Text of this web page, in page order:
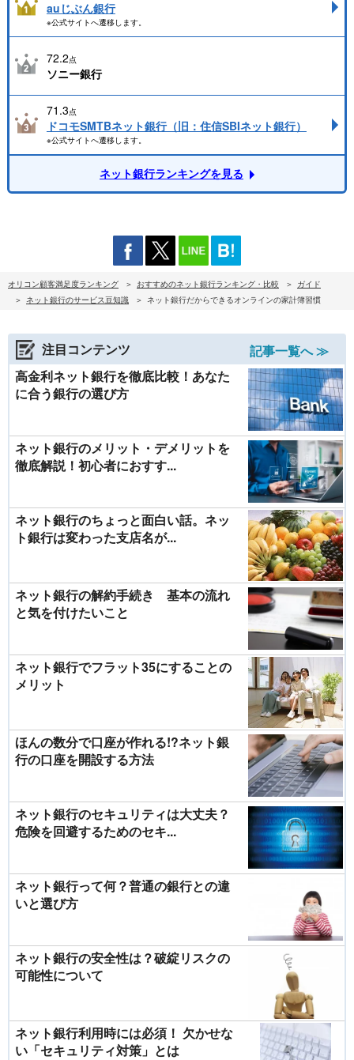
auじぶん銀行
※公式サイトへ遷移します。
72.2点
ソニー銀行
71.3点
ドコモSMTBネット銀行（旧：住信SBIネット銀行）
※公式サイトへ遷移します。
ネット銀行ランキングを見る
オリコン顧客満足度ランキング おすすめのネット銀行ランキング・比較
ガイド
ネット銀行のサービス豆知識
ネット銀行だからできるオンラインの家計簿習慣
注目コンテンツ
記事一覧へ ≫
高金利ネット銀行を徹底比較！あなた
に合う銀行の選び方
ネット銀行のメリット・デメリットを
徹底解説！初心者におすす...
ネット銀行のちょっと面白い話。ネッ
ト銀行は変わった支店名が...
ネット銀行の解約手続き 基本の流れ
と気を付けたいこと
ネット銀行でフラット35にすることの
メリット
ほんの数分で口座が作れる!?ネット銀
行の口座を開設する方法
ネット銀行のセキュリティは大丈夫？
危険を回避するためのセキ...
ネット銀行って何？普通の銀行との違
いと選び方
ネット銀行の安全性は？破綻リスクの
可能性について
ネット銀行利用時には必須！ 欠かせな
い「セキュリティ対策」とは